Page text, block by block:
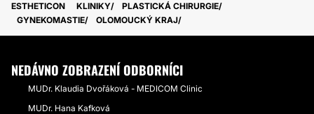
ESTHETICON KLINIKY
PLASTICKÁ CHIRURGIE
GYNEKOMASTIE
OLOMOUCKÝ KRAJ
NEDÁVNO ZOBRAZENÍ ODBORNÍCI
MUDr. Klaudia Dvořáková - MEDICOM Clinic
MUDr. Hana Kafková